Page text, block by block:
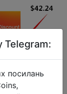
Telegram:
посилань